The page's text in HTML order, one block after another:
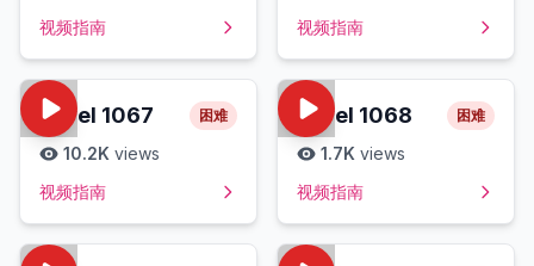
视频指南
视频指南
Level 1067 困难
10.2K views
视频指南
Level 1068 困难
1.7K views
视频指南